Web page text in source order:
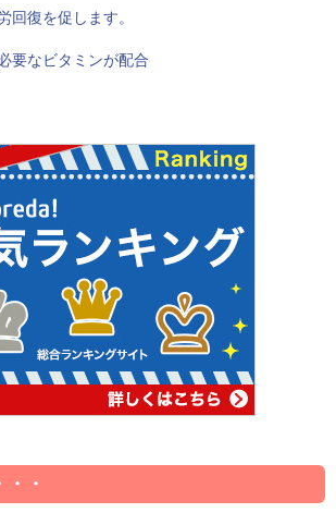
回復を促します。
要なビタミンが配合
・・